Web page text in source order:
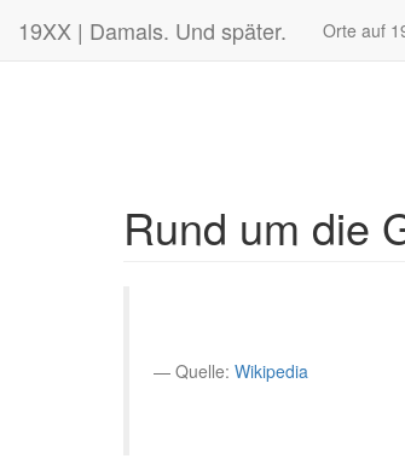
19XX | Damals. Und später. Orte auf
Rund um die
Quelle: Wikipedia